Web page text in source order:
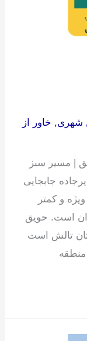
شهری, خاور از
| مسیر سبز
جابجایی
و کمتر
است. حویق
تالش است
منطقه